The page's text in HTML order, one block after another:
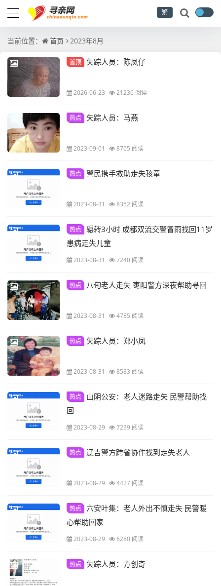
繁
当前位置： 首页 2023年8月
置顶 失踪人员：陈凤仔
2026-06-23 21236 阅读
热点 失踪人员：马燕
2023-09-01 8765 阅读
热点 警民携手救助走失孩童
2023-08-31 8352 阅读
热点
辗转3小时 成都双流交警冒雨找回11岁
患病走失儿童
2023-08-31 7240 阅读
热点 八旬老人走失 枣阳警方深夜帮助寻回
2023-08-31 4785 阅读
热点 失踪人员：郑小凤
2023-08-31 8583 阅读
热点
山阴公安：老人迷路走失 民警帮助找
回
2023-08-29 7239 阅读
热点 辽吉警方跨省协作找到走失老人
2023-08-29 4427 阅读
热点
六安叶集：老人外出不慎走失 民警暖
心帮助回家
2023-08-29 6280 阅读
热点 失踪人员：方创奇